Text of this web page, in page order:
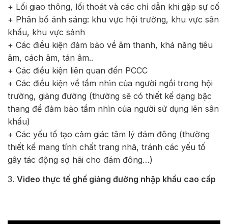
+ Lối giao thông, lối thoát và các chỉ dẫn khi gặp sự cố
+ Phân bổ ánh sáng: khu vực hội trường, khu vực sân
khấu, khu vực sảnh
+ Các điều kiện đảm bảo về âm thanh, khả năng tiêu
âm, cách âm, tán âm..
+ Các điều kiện liên quan đến PCCC
+ Các điều kiện về tầm nhìn của người ngồi trong hội
trường, giảng đường (thường sẽ có thiết kế dạng bậc
thang để đảm bảo tầm nhìn của người sử dụng lên sân
khấu)
+ Các yếu tố tạo cảm giác tâm lý đám đông (thường
thiết kế mang tính chất trang nhã, tránh các yếu tố
gây tác động sợ hãi cho đám đông…)
3. Video thực tế ghế giảng đường nhập khẩu cao cấp